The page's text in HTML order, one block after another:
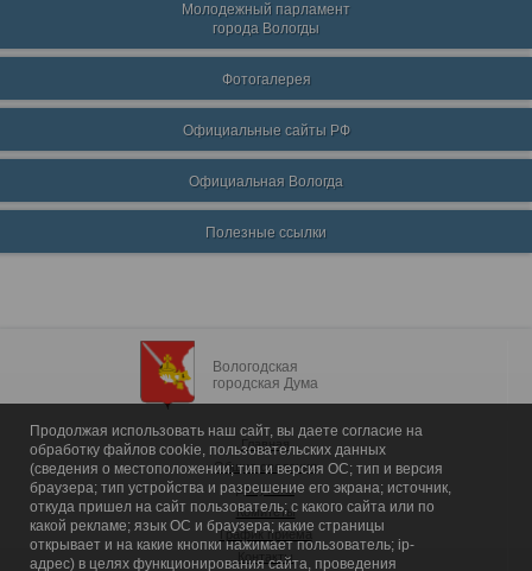
Молодежный парламент
города Вологды
Фотогалерея
Официальные сайты РФ
Официальная Вологда
Полезные ссылки
Вологодская
городская Дума
Главная
Общие сведения
Депутаты
Комитеты
График приема
Контакты
Продолжая использовать наш сайт, вы даете согласие на
обработку файлов cookie, пользовательских данных
(сведения о местоположении; тип и версия ОС; тип и версия
браузера; тип устройства и разрешение его экрана; источник,
откуда пришел на сайт пользователь; с какого сайта или по
какой рекламе; язык ОС и браузера; какие страницы
открывает и на какие кнопки нажимает пользователь; ip-
адрес) в целях функционирования сайта, проведения